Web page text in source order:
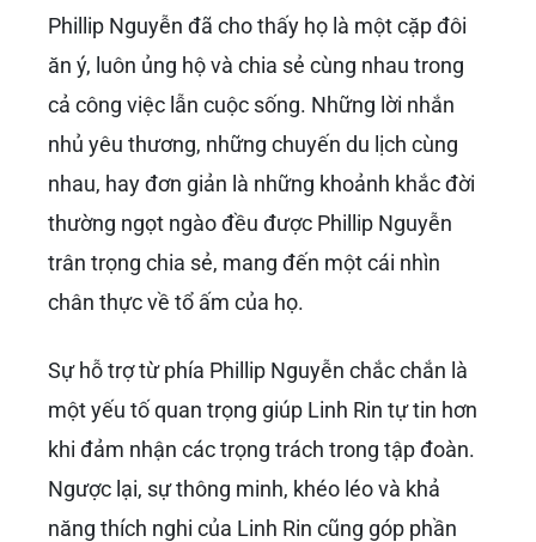
Phillip Nguyễn đã cho thấy họ là một cặp đôi
ăn ý, luôn ủng hộ và chia sẻ cùng nhau trong
cả công việc lẫn cuộc sống. Những lời nhắn
nhủ yêu thương, những chuyến du lịch cùng
nhau, hay đơn giản là những khoảnh khắc đời
thường ngọt ngào đều được Phillip Nguyễn
trân trọng chia sẻ, mang đến một cái nhìn
chân thực về tổ ấm của họ.
Sự hỗ trợ từ phía Phillip Nguyễn chắc chắn là
một yếu tố quan trọng giúp Linh Rin tự tin hơn
khi đảm nhận các trọng trách trong tập đoàn.
Ngược lại, sự thông minh, khéo léo và khả
năng thích nghi của Linh Rin cũng góp phần